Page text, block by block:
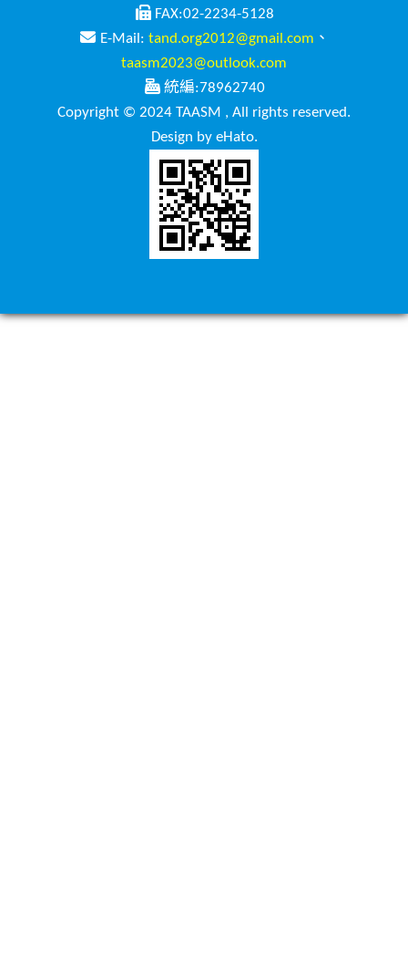
FAX:02-2234-5128
E-Mail: tand.org2012@gmail.com 、
taasm2023@outlook.com
統編:78962740
Copyright © 2024 TAASM , All rights reserved.
Design by eHato.